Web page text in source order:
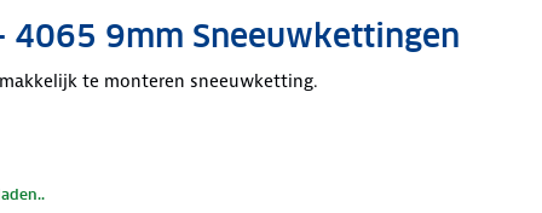
- 4065 9mm Sneeuwkettingen
te monteren sneeuwketting.